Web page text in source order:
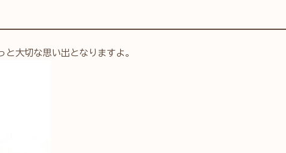
大切な思い出となりますよ。